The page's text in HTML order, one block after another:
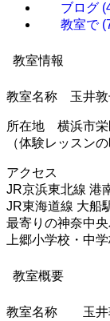
ブログ
教室で
教室情報
教室名称 玉井敦
所在地 横浜市栄
（体験レッスン
アクセス
JR京浜東北線 港
JR東海道線 大船
最寄りの神奈中
上郷小学校・中
教室概要
教室名称 玉井